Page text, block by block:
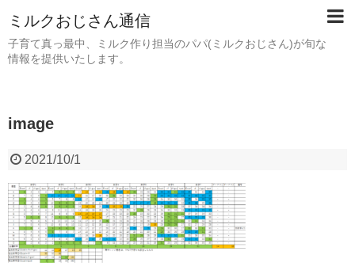
ミルクおじさん通信
子育て真っ最中、ミルク作り担当のパパ(ミルクおじさん)が旬な
情報を提供いたします。
image
2021/10/1